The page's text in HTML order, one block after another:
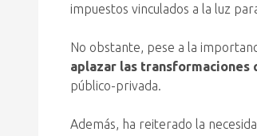
impuestos vinculados a la luz
No obstante, pese a la
aplazar las transformaciones
público-privada.
Además, ha reiterado la